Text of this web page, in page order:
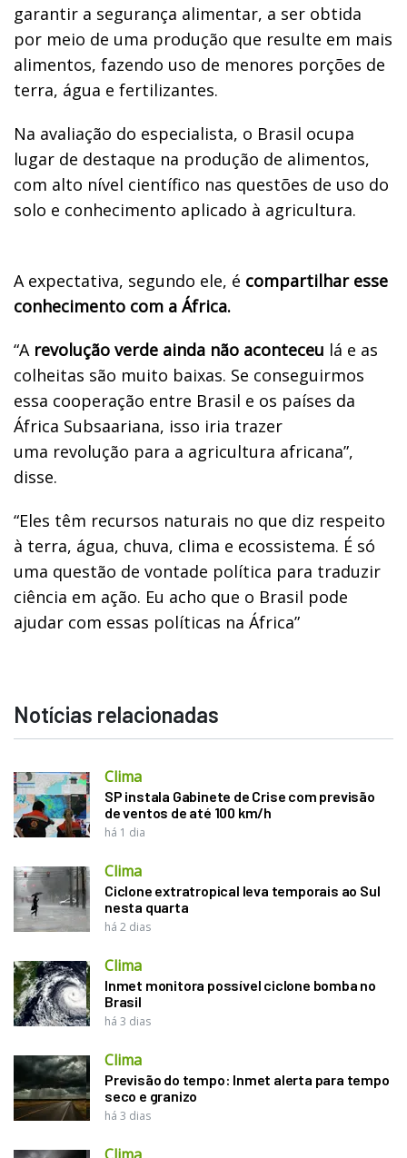
garantir a segurança alimentar, a ser obtida
por meio de uma produção que resulte em mais
alimentos, fazendo uso de menores porções de
terra, água e fertilizantes.
Na avaliação do especialista, o Brasil ocupa
lugar de destaque na produção de alimentos,
com alto nível científico nas questões de uso do
solo e conhecimento aplicado à agricultura.
A expectativa, segundo ele, é compartilhar esse
conhecimento com a África.
“A revolução verde ainda não aconteceu lá e as
colheitas são muito baixas. Se conseguirmos
essa cooperação entre Brasil e os países da
África Subsaariana, isso iria trazer
uma revolução para a agricultura africana”,
disse.
“Eles têm recursos naturais no que diz respeito
à terra, água, chuva, clima e ecossistema. É só
uma questão de vontade política para traduzir
ciência em ação. Eu acho que o Brasil pode
ajudar com essas políticas na África”
Notícias relacionadas
Clima
SP instala Gabinete de Crise com previsão
de ventos de até 100 km/h
há 1 dia
Clima
Ciclone extratropical leva temporais ao Sul
nesta quarta
há 2 dias
Clima
Inmet monitora possível ciclone bomba no
Brasil
há 3 dias
Clima
Previsão do tempo: Inmet alerta para tempo
seco e granizo
há 3 dias